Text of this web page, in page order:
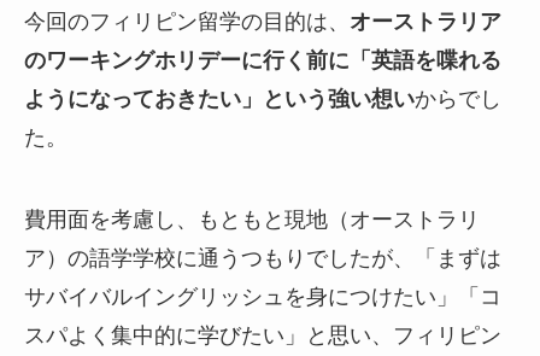
今回のフィリピン留学の目的は、 オーストラリア
のワーキングホリデーに行く前に「英語を喋れる
ようになっておきたい」という強い想いからでし
た。
費用面を考慮し、もともと現地（オーストラリ
ア）の語学学校に通うつもりでしたが、「まずは
サバイバルイングリッシュを身につけたい」「コ
スパよく集中的に学びたい」と思い、フィリピン